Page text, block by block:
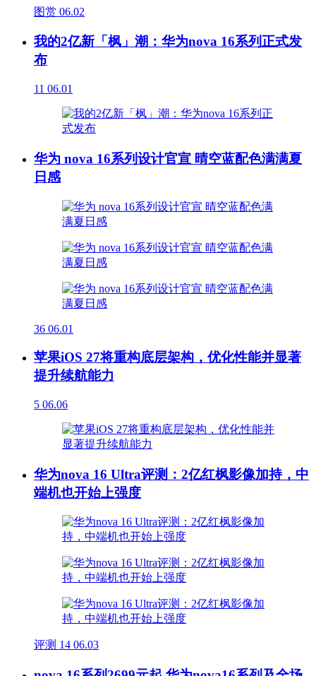
图赏 06.02
我的2亿新「枫」潮：华为nova 16系列正式发
布
11 06.01
华为 nova 16系列设计官宣 晴空蓝配色满满夏
日感
36 06.01
苹果iOS 27将重构底层架构，优化性能并显著
提升续航能力
5 06.06
华为nova 16 Ultra评测：2亿红枫影像加持，中
端机也开始上强度
评测 14 06.03